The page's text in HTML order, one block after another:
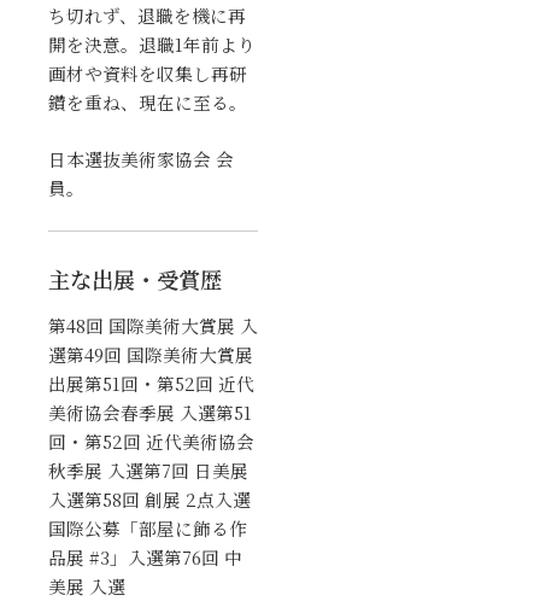
ち切れず、退職を機に再
開を決意。退職1年前より
画材や資料を収集し再研
鑽を重ね、現在に至る。
日本選抜美術家協会 会
員。
主な出展・受賞歴
第48回 国際美術大賞展 入
選第49回 国際美術大賞展
出展第51回・第52回 近代
美術協会春季展 入選第51
回・第52回 近代美術協会
秋季展 入選第7回 日美展
入選第58回 創展 2点入選
国際公募「部屋に飾る作
品展 #3」入選第76回 中
美展 入選